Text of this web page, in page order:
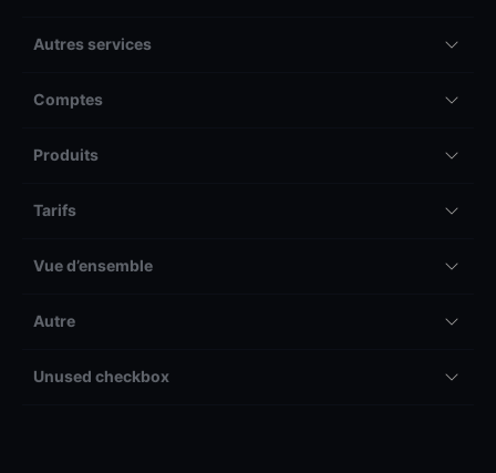
Autres services
Comptes
Produits
Tarifs
Vue d’ensemble
Autre
Unused checkbox